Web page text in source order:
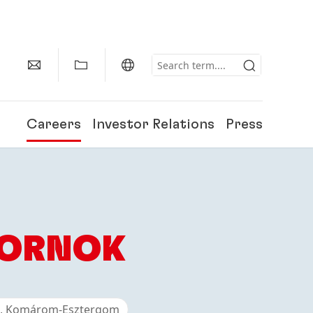
Careers Investor Relations Press
Komárom-Esztergom